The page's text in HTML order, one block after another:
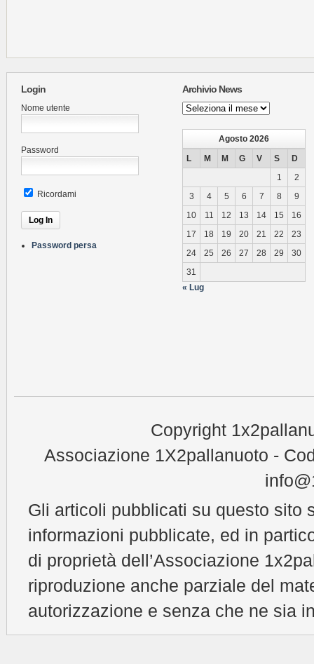
Login
Nome utente
Password
Ricordami
Password persa
Archivio News
Archivio
News
Agosto 2026
L
M M G V S
D
1
2
3
4 5 6 7 8
9
10
11 12 13 14 15
16
17
18 19 20 21 22
23
24
25 26 27 28 29
30
31
« Lug
Copyright
Associazione 1X2pallanuoto -
Gli articoli pubblicati su questo sito
informazioni pubblicate, ed in
di proprietà dell’Associazione
riproduzione anche parziale del
autorizzazione e senza che ne sia